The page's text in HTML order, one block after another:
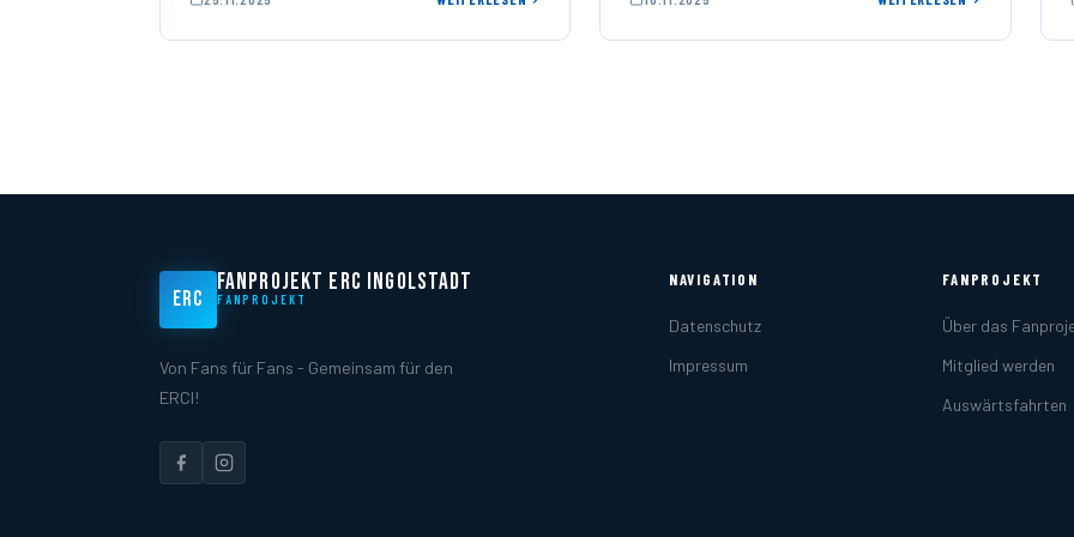
ERC
FANPROJEKT ERC INGOLSTADT
FANPROJEKT
Von Fans für Fans - Gemeinsam für den
ERCI!
NAVIGATION
Datenschutz
Impressum
FANPROJEKT
Über das
Mitglied werden
Auswärtsfahrten